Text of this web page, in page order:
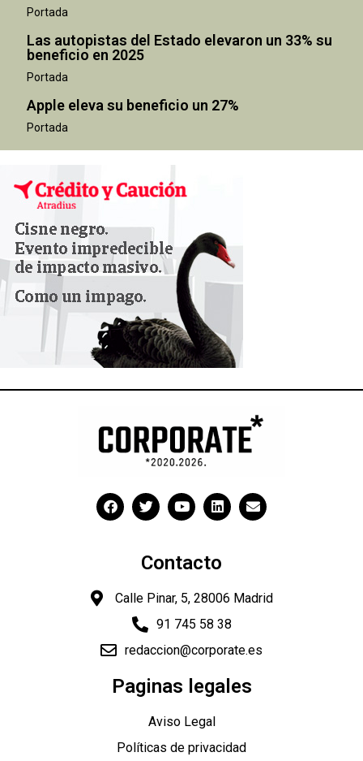
Portada
Las autopistas del Estado elevaron un 33% su
beneficio en 2025
Portada
Apple eleva su beneficio un 27%
Portada
Contacto
Calle Pinar, 5, 28006 Madrid
91 745 58 38
redaccion@corporate.es
Paginas legales
Aviso Legal
Políticas de privacidad